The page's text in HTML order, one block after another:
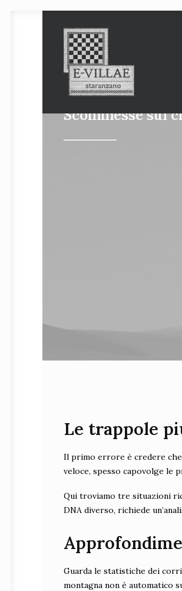
Scommesse sul
Le trappole
Il primo errore è credere che
veloce, spesso capovolge le
Qui troviamo tre situazioni
DNA diverso, richiede
Guarda le statistiche dei
montagna non è automatico